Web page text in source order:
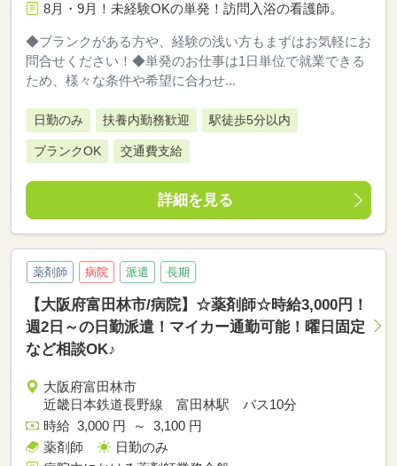
8月・9月！未経験OKの単発！訪問入浴の看護師。
◆ブランクがある方や、経験の浅い方もまずはお気軽にお
問合せください！◆単発のお仕事は1日単位で就業できる
ため、様々な条件や希望に合わせ...
日勤のみ 扶養内勤務歓迎 駅徒歩5分以内
ブランクOK 交通費支給
詳細を見る
薬剤師 病院 派遣 長期
【大阪府富田林市/病院】☆薬剤師☆時給3,000円！
週2日～の日勤派遣！マイカー通勤可能！曜日固定
など相談OK♪
大阪府富田林市
近畿日本鉄道長野線 富田林駅 バス10分
時給 3,000 円 ～ 3,100 円
薬剤師
日勤のみ